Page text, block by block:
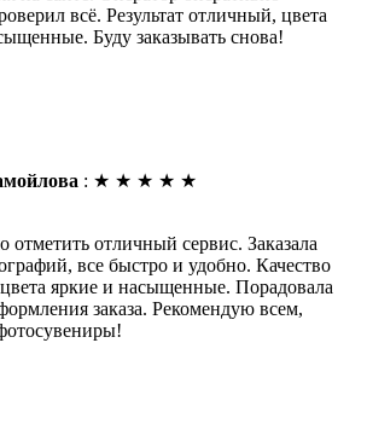
всё. Результат отличный, цвета
Буду заказывать снова!
: ★ ★ ★ ★ ★
отметить отличный сервис. Заказала
все быстро и удобно. Качество
яркие и насыщенные. Порадовала
заказа. Рекомендую всем,